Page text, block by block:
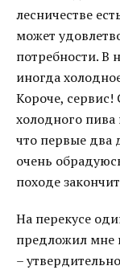
лесничестве
может
потребности. В
иногда
Короче,
холодного пива
что первые два
очень
походе
На перекусе
предложил мне
–